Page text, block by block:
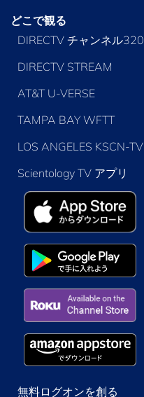
どこで観る
DIRECTV チャンネル320
DIRECTV STREAM
AT&T U-VERSE
TAMPA BAY WFTT
LOS ANGELES KSCN-TV
Scientology TV アプリ
無料ログオンを創る